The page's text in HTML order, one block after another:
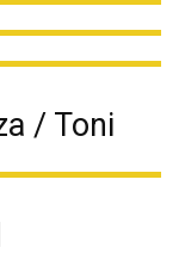
/ Toni